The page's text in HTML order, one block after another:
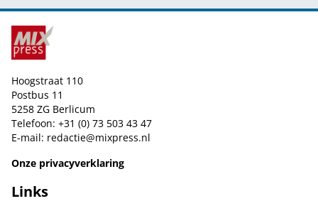
Hoogstraat 110
Postbus 11
5258 ZG Berlicum
Telefoon: +31 (0) 73 503 43 47
E-mail: redactie@mixpress.nl
Onze privacyverklaring
Links